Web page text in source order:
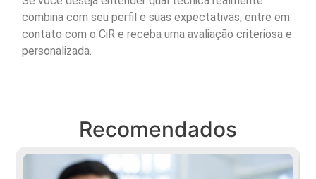
combina com seu perfil e suas expectativas, entre em
contato com o CiR e receba uma avaliação criteriosa e
personalizada.
Recomendados